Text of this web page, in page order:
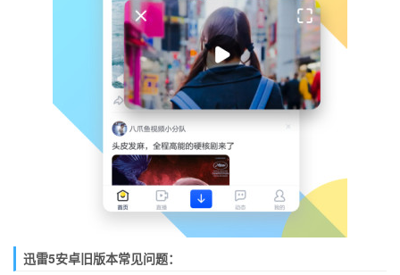
迅雷5安卓旧版本常见问题：